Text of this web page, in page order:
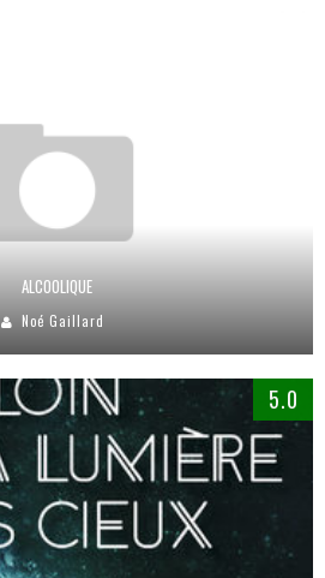
ALCOOLIQUE
Noé Gaillard
5.0